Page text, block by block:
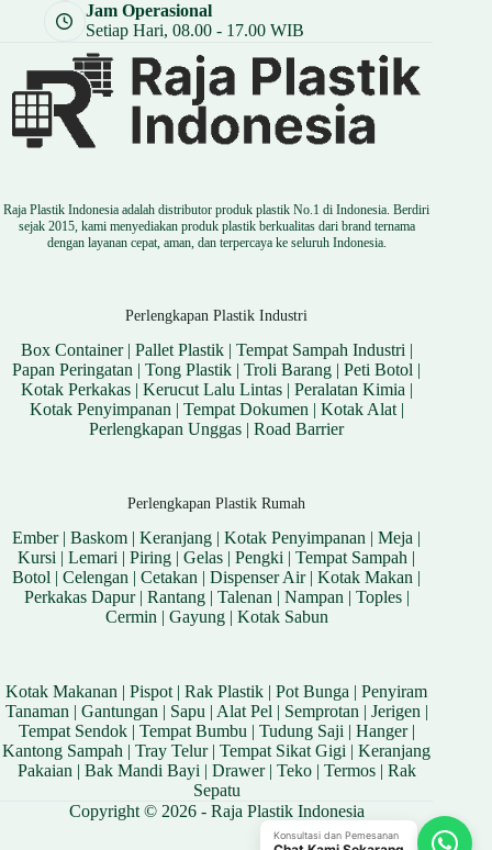
Jam Operasional
Setiap Hari, 08.00 - 17.00 WIB
Raja Plastik Indonesia adalah distributor produk plastik No.1 di Indonesia. Berdiri
sejak 2015, kami menyediakan produk plastik berkualitas dari brand ternama
dengan layanan cepat, aman, dan terpercaya ke seluruh Indonesia.
Perlengkapan Plastik Industri
Box Container| Pallet Plastik| Tempat Sampah Industri |
Papan Peringatan |Tong Plastik |Troli Barang |Peti Botol |
Kotak Perkakas| Kerucut Lalu Lintas| Peralatan Kimia |
Kotak Penyimpanan | Tempat Dokumen | Kotak Alat|
Perlengkapan Unggas |Road Barrier
Perlengkapan Plastik Rumah
Ember|Baskom |Keranjang |Kotak Penyimpanan |Meja |
Kursi |Lemari |Piring |Gelas |Pengki |Tempat Sampah |
Botol |Celengan |Cetakan |Dispenser Air|Kotak Makan |
Perkakas Dapur| Rantang| Talenan| Nampan| Toples|
Cermin| Gayung| Kotak Sabun
Kotak Makanan |Pispot|Rak Plastik |Pot Bunga |Penyiram
Tanaman| Gantungan| Sapu| Alat Pel| Semprotan| Jerigen|
Tempat Sendok| Tempat Bumbu| Tudung Saji| Hanger|
Kantong Sampah |Tray Telur|Tempat Sikat Gigi |Keranjang
Pakaian| Bak Mandi Bayi| Drawer| Teko| Termos| Rak
Sepatu
Copyright © 2026 - Raja Plastik Indonesia
Konsultasi dan Pemesanan